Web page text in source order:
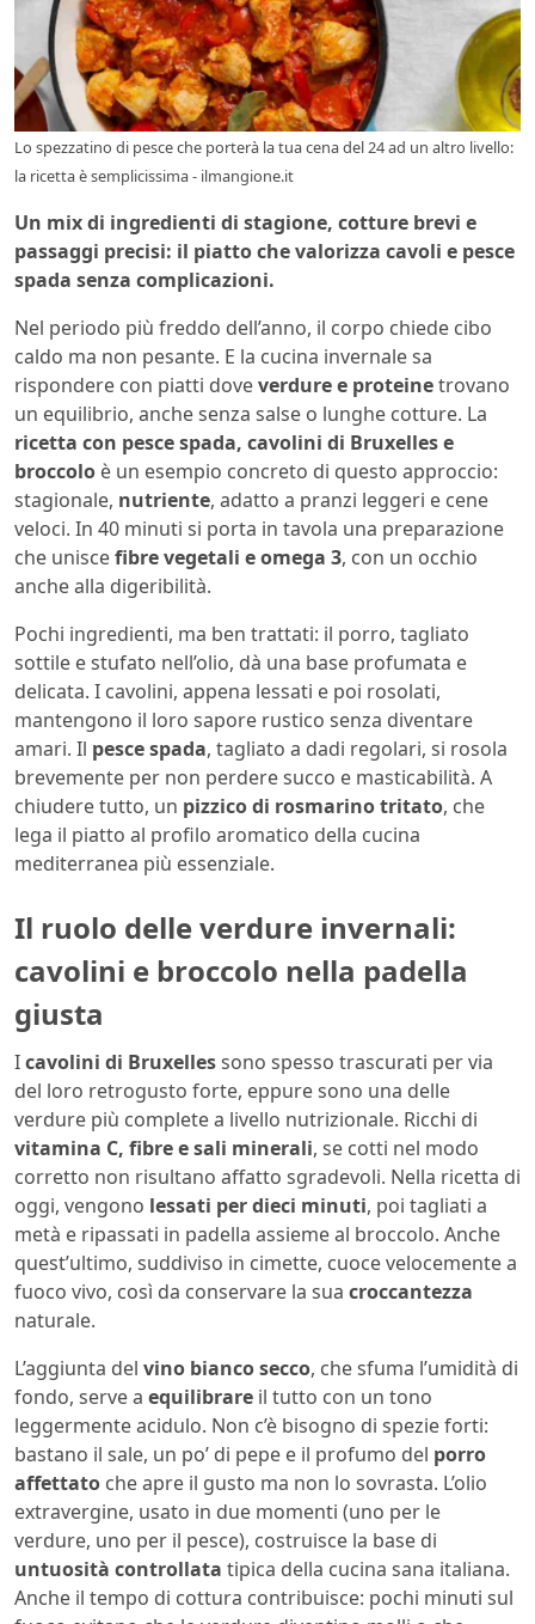
Lo spezzatino di pesce che porterà la tua cena del 24 ad un altro livello:
la ricetta è semplicissima - ilmangione.it
Un mix di ingredienti di stagione, cotture brevi e
passaggi precisi: il piatto che valorizza cavoli e pesce
spada senza complicazioni.
Nel periodo più freddo dell’anno, il corpo chiede cibo
caldo ma non pesante. E la cucina invernale sa
rispondere con piatti doveverdure e proteinetrovano
un equilibrio, anche senza salse o lunghe cotture. La
ricetta con pesce spada, cavolini di Bruxelles e
broccolo è un esempio concreto di questo approccio:
stagionale, nutriente, adatto a pranzi leggeri e cene
veloci. In 40 minuti si porta in tavola una preparazione
che uniscefibre vegetali e omega 3, con un occhio
anche alla digeribilità.
Pochi ingredienti, ma ben trattati: il porro, tagliato
sottile e stufato nell’olio, dà una base profumata e
delicata. I cavolini, appena lessati e poi rosolati,
mantengono il loro sapore rustico senza diventare
amari. Il pesce spada, tagliato a dadi regolari, si rosola
brevemente per non perdere succo e masticabilità. A
chiudere tutto, un pizzico di rosmarino tritato, che
lega il piatto al profilo aromatico della cucina
mediterranea più essenziale.
Il ruolo delle verdure invernali:
cavolini e broccolo nella padella
giusta
Icavolini di Bruxellessono spesso trascurati per via
del loro retrogusto forte, eppure sono una delle
verdure più complete a livello nutrizionale. Ricchi di
vitamina C, fibre e sali minerali, se cotti nel modo
corretto non risultano affatto sgradevoli. Nella ricetta di
oggi, vengono lessati per dieci minuti, poi tagliati a
metà e ripassati in padella assieme al broccolo. Anche
quest’ultimo, suddiviso in cimette, cuoce velocemente a
fuoco vivo, così da conservare la sua croccantezza
naturale.
L’aggiunta del vino bianco secco, che sfuma l’umidità di
fondo, serve a equilibrare il tutto con un tono
leggermente acidulo. Non c’è bisogno di spezie forti:
bastano il sale, un po’ di pepe e il profumo del porro
affettato che apre il gusto ma non lo sovrasta. L’olio
extravergine, usato in due momenti (uno per le
verdure, uno per il pesce), costruisce la base di
untuosità controllata tipica della cucina sana italiana.
Anche il tempo di cottura contribuisce: pochi minuti sul